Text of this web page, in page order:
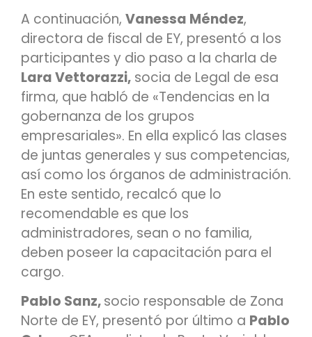
A continuación, Vanessa Méndez,
directora de fiscal de EY, presentó a los
participantes y dio paso a la charla de
Lara Vettorazzi, socia de Legal de esa
firma, que habló de «Tendencias en la
gobernanza de los grupos
empresariales». En ella explicó las clases
de juntas generales y sus competencias,
así como los órganos de administración.
En este sentido, recalcó que lo
recomendable es que los
administradores, sean o no familia,
deben poseer la capacitación para el
cargo.
Pablo Sanz,socio responsable de Zona
Norte de EY, presentó por último a Pablo